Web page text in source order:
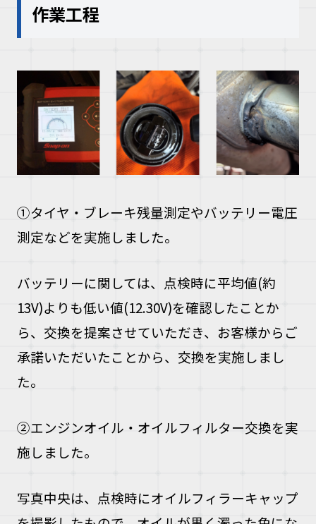
作業工程
①タイヤ・ブレーキ残量測定やバッテリー電圧
測定などを実施しました。
バッテリーに関しては、点検時に平均値(約
13V)よりも低い値(12.30V)を確認したことか
ら、交換を提案させていただき、お客様からご
承諾いただいたことから、交換を実施しまし
た。
②エンジンオイル・オイルフィルター交換を実
施しました。
写真中央は、点検時にオイルフィラーキャップ